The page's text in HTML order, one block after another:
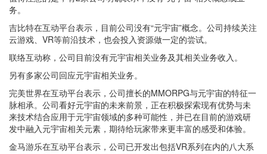
务。
吉比特在互动平台表示，目前公司没有“元宇宙”概念。公司持续关注
云游戏、VR等前沿技术，也会投入资源做一定的尝试。
联络互动称，公司目前没有元宇宙相关业务及其相关业务收入。
另有多家公司回应元宇宙相关业务。
完美世界在互动平台表示，公司擅长的MMORPG与元宇宙的特征一
脉相承。公司看好元宇宙的未来前景，正在积极探索现有优势与未
来技术结合应用于元宇宙领域的多种可能性，并已在目前的游戏研
发中融入元宇宙相关元素，期待给玩家带来更丰富的感受和体验。
金马游乐在互动平台表示，公司已开发出包括VR系列在内的八大系